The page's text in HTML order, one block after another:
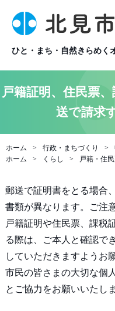
ひと・まち・自然きらめく
戸籍証明、住民票
送で請求
ホーム 行政・まちづくり
ホーム
くらし 戸籍・住
郵送で証明書をとる場合
書類が異なります。ご注
戸籍証明や住民票、課税
る際は、ご本人と確認で
していただきますようお
市民の皆さまの大切な個
とご協力をお願いいたし